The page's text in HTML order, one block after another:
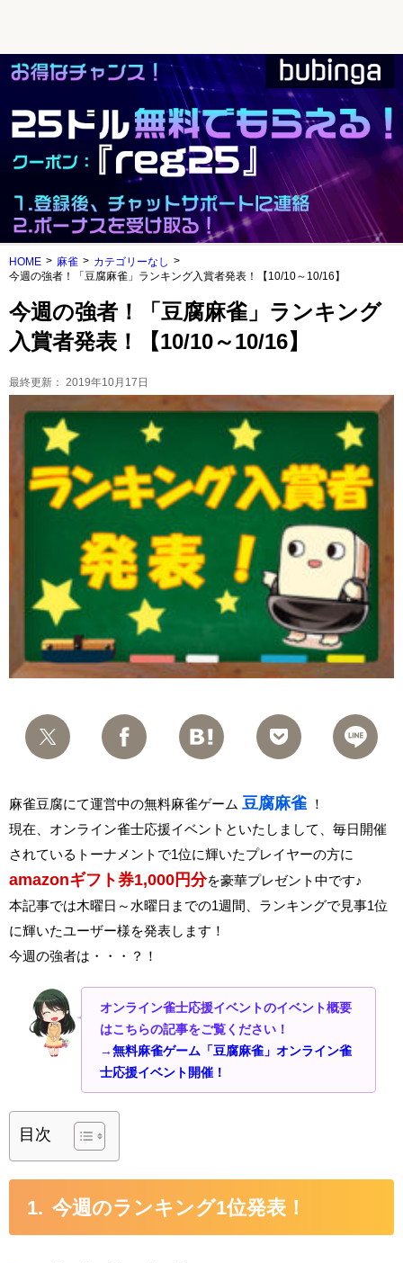
HOME 麻雀
カテゴリーなし
今週の強者！「豆腐麻雀」ランキング入賞者発表！【10/10～10/16】
今週の強者！「豆腐麻雀」ランキング
入賞者発表！【10/10～10/16】
最終更新： 2019年10月17日
麻雀豆腐にて運営中の無料麻雀ゲーム 豆腐麻雀 ！
現在、オンライン雀士応援イベントといたしまして、毎日開催
されているトーナメントで1位に輝いたプレイヤーの方に
amazonギフト券1,000円分を豪華プレゼント中です♪
本記事では木曜日～水曜日までの1週間、ランキングで見事1位
に輝いたユーザー様を発表します！
今週の強者は・・・？！
オンライン雀士応援イベントのイベント概要
はこちらの記事をご覧ください！
→無料麻雀ゲーム「豆腐麻雀」オンライン雀
士応援イベント開催！
目次
今週のランキング1位発表！